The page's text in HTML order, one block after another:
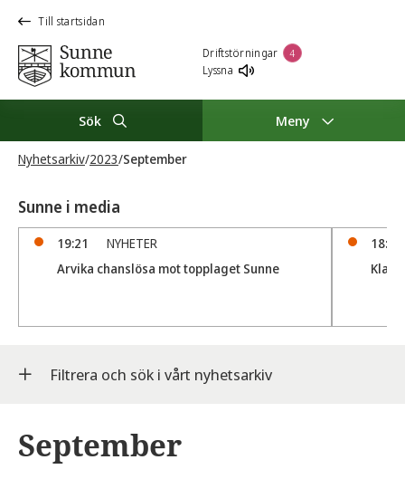
Till startsidan
Driftstörningar 4
Lyssna
Sök Meny
Nyhetsarkiv/2023/September
Sunne i media
19:21
NYHETER
Arvika chanslösa mot topplaget Sunne
18:56
Klar
Filtrera och sök i vårt nyhetsarkiv
September